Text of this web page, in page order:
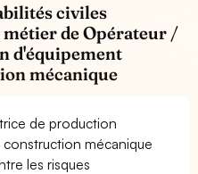
civiles
de Opérateur /
d'équipement
mécanique
de production
mécanique
les risques